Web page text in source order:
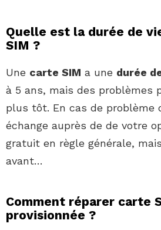
Quelle est la durée de
SIM ?
Une carte SIM a une durée
à 5 ans, mais des problèmes
plus tôt. En cas de problème
échange auprès de de votre
gratuit en règle générale,
avant…
Comment réparer carte
provisionnée ?